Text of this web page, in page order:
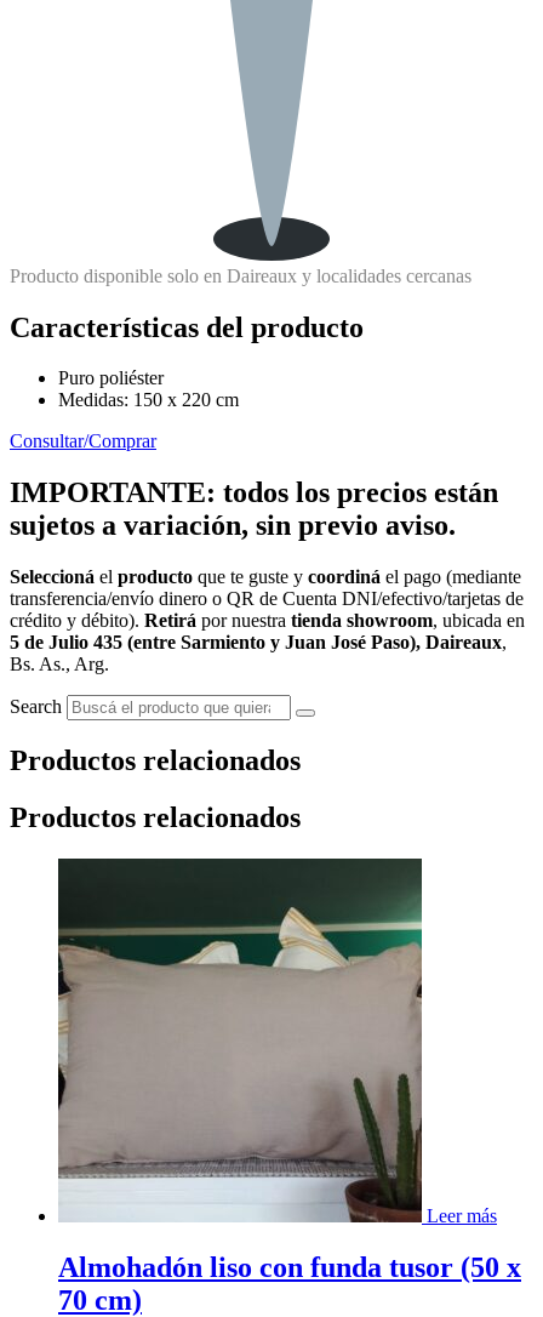
Producto disponible solo en Daireaux y localidades cercanas
Características del producto
Puro poliéster
Medidas: 150 x 220 cm
Consultar/Comprar
IMPORTANTE: todos los precios están
sujetos a variación, sin previo aviso.
Seleccioná el producto que te guste y coordiná el pago (mediante
transferencia/envío dinero o QR de Cuenta DNI/efectivo/tarjetas de
crédito y débito). Retirá por nuestra tienda showroom, ubicada en
5 de Julio 435 (entre Sarmiento y Juan José Paso), Daireaux,
Bs. As., Arg.
Search
Productos relacionados
Productos relacionados
Leer más
Almohadón liso con funda tusor (50 x
70 cm)